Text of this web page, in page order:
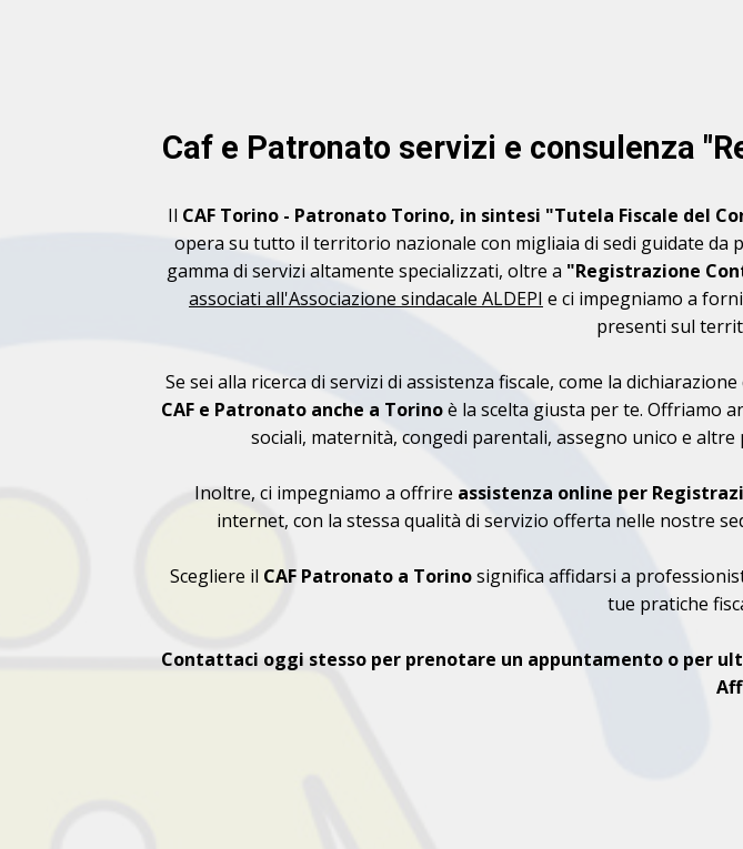
Caf e Patronato servizi e consulenza
Il CAF Torino - Patronato Torino, in sintesi "Tutela Fiscale del
opera su tutto il territorio nazionale con migliaia di sedi guidate
gamma di servizi altamente specializzati, oltre a "Registrazione
associati all'Associazione sindacale ALDEPI e ci impegniamo a
presenti sul
Se sei alla ricerca di servizi di assistenza fiscale, come la
CAF e Patronato anche a Torinoè la scelta giusta per te. Offriamo
sociali, maternità, congedi parentali, assegno unico e
Inoltre, ci impegniamo a offrire assistenza online per
internet, con la stessa qualità di servizio offerta nelle nostre
Scegliere il CAF Patronato a Torinosignifica affidarsi a
tue pratiche
Contattaci oggi stesso per prenotare un appuntamento o per